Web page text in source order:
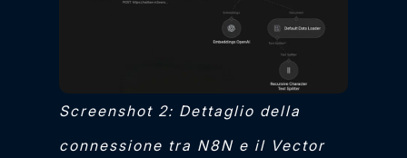
Screenshot 2: Dettaglio della
connessione tra N8N e il Vector